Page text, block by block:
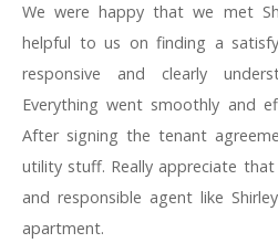
We were happy that we met
helpful to us on finding a
responsive and clearly
Everything went smoothly and
After signing the tenant
utility stuff. Really appreciate
and responsible agent like
apartment.